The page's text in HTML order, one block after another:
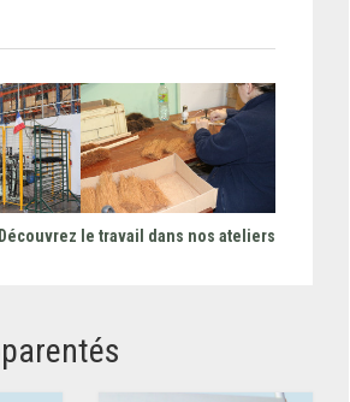
Découvrez le travail dans nos ateliers